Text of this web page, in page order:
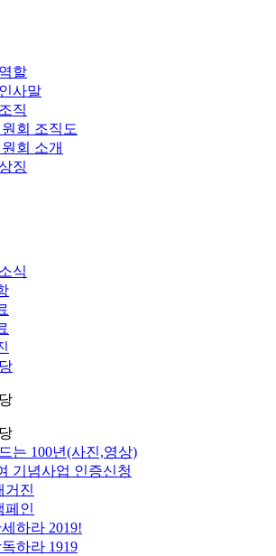
할
사말
직
회 조직도
회 소개
징
식
는 100년(사진,영상)
기념사업 인증신청
거진
페인
하라 2019!
하라 1919